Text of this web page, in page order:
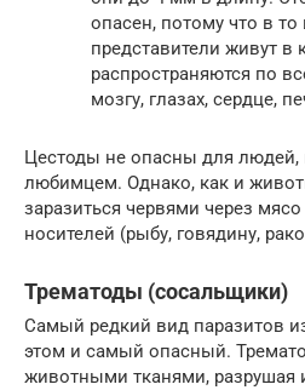
опасен, потому что в
представители живут в
распространяются по
мозгу, глазах, сердце,
Цестоды не опасны для людей,
любимцем. Однако, как и
заразиться червями через
носителей (рыбу, говядину,
Трематоды (сосальщики)
Самый редкий вид паразитов
этом и самый опасный.
животными тканями, разрушая